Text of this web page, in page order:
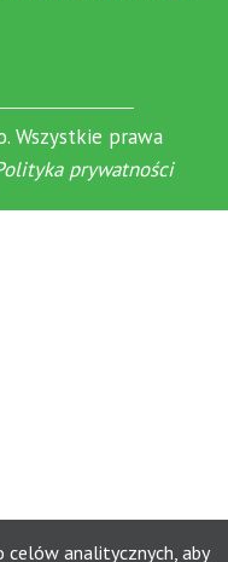
Wszystkie prawa
prywatności
celów analitycznych, aby